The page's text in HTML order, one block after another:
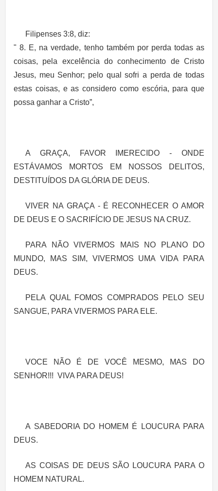
Filipenses 3:8, diz:
" 8. E, na verdade, tenho também por perda todas as
coisas, pela excelência do conhecimento de Cristo
Jesus, meu Senhor; pelo qual sofri a perda de todas
estas coisas, e as considero como escória, para que
possa ganhar a Cristo”,
A GRAÇA, FAVOR IMERECIDO - ONDE
ESTÁVAMOS MORTOS EM NOSSOS DELITOS,
DESTITUÍDOS DA GLÓRIA DE DEUS.
VIVER NA GRAÇA- É RECONHECER O AMOR
DE DEUS E O SACRIFÍCIO DE JESUS NA CRUZ.
PARA NÃO VIVERMOS MAIS NO PLANO DO
MUNDO, MAS SIM, VIVERMOS UMA VIDA PARA
DEUS.
PELA QUAL FOMOS COMPRADOS PELO SEU
SANGUE, PARA VIVERMOS PARA ELE.
VOCE NÃO É DE VOCÊ MESMO, MAS DO
SENHOR!!! VIVA PARA DEUS!
A SABEDORIA DO HOMEM É LOUCURA PARA
DEUS.
AS COISAS DE DEUS SÃO LOUCURA PARA O
HOMEM NATURAL.